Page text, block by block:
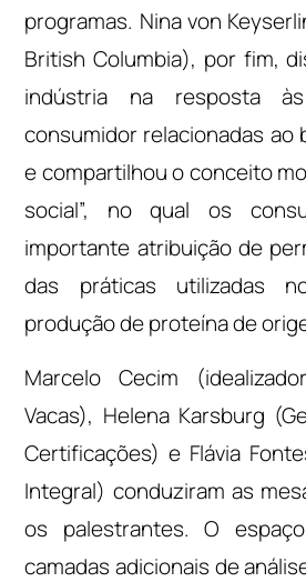
programas. Nina von
British Columbia), por fim,
indústria na resposta
consumidor relacionadas ao
e compartilhou o conceito
social”, no qual os
importante atribuição de
das práticas utilizadas
produção de proteína de
Marcelo Cecim
Vacas), Helena Karsburg
Certificações) e Flávia
Integral) conduziram as
os palestrantes. O
camadas adicionais de